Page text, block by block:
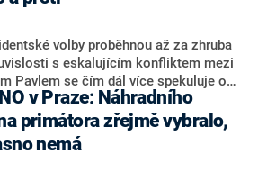
či vládní zmocněnkyně pro lidská
(ANO). Označením „svoloč“ na
byla ještě hodná. Decroix se také
porážce koalice Spolu či promluvila o
Martina Kuby.
volby proběhnou až za zhruba
s eskalujícím konfliktem mezi
Pavlem se čím dál více spekuluje o
bitvy o Hrad mohla vyslat současná
političtí komentátoři znovu vytahují
Andreje Babiše (ANO). Jak moc je
že se v prezidentských volbách 2028
souboj z roku 2023?
v Praze: Náhradního
primátora zřejmě vybralo,
nemá